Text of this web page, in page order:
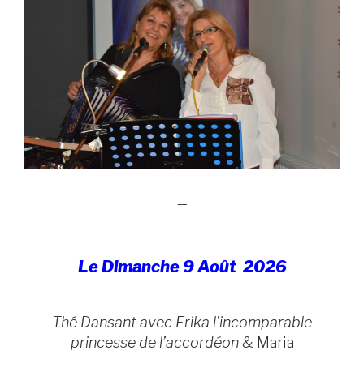
—
Le Dimanche 9 Août 2026
Thé Dansant avec Erika l’incomparable
princesse de l’accordéon& Maria